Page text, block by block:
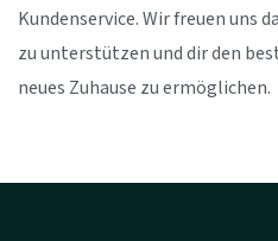
Kundenservice. Wir freuen uns
zu unterstützen und dir den
neues Zuhause zu ermöglichen.